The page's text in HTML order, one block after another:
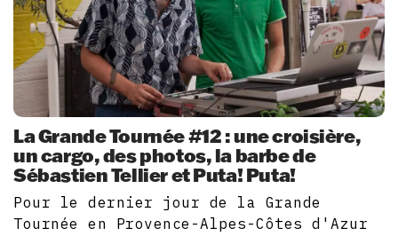
La Grande Tournée #12 : une croisière,
un cargo, des photos, la barbe de
Sébastien Tellier et Puta! Puta!
Pour le dernier jour de la Grande
Tournée en Provence-Alpes-Côtes d'Azur